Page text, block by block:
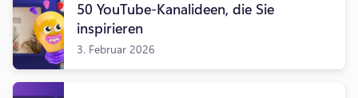
50 YouTube-Kanalideen, die Sie
inspirieren
3. Februar 2026